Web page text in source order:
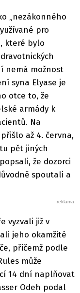
„nezákonného
pro
které bylo
nemá možnost
syna Elyase je
otce to, že
armády k
Na
až 4. června,
pět jiných
že dozorci
spoutali a
vyzvali již v
jeho okamžité
přičemž podle
může
14 dní naplňovat
Odeh podal